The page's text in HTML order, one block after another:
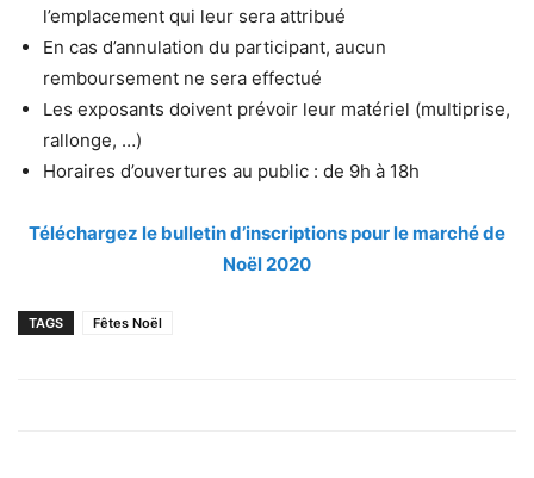
l’emplacement qui leur sera attribué
En cas d’annulation du participant, aucun
remboursement ne sera effectué
Les exposants doivent prévoir leur matériel (multiprise,
rallonge, …)
Horaires d’ouvertures au public : de 9h à 18h
Téléchargez le bulletin d’inscriptions pour le marché de
Noël 2020
TAGS Fêtes Noël